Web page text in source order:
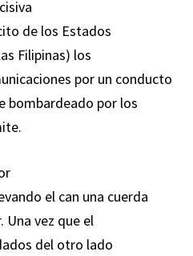
de los Estados
Filipinas) los
por un conducto
bombardeado por los
el can una cuerda
Una vez que el
del otro lado